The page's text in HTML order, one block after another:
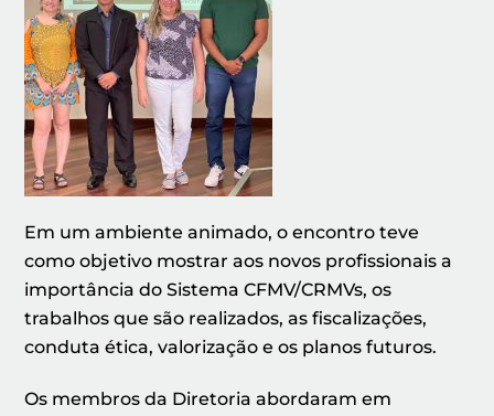
Em um ambiente animado, o encontro teve
como objetivo mostrar aos novos profissionais a
importância do Sistema CFMV/CRMVs, os
trabalhos que são realizados, as fiscalizações,
conduta ética, valorização e os planos futuros.
Os membros da Diretoria abordaram em